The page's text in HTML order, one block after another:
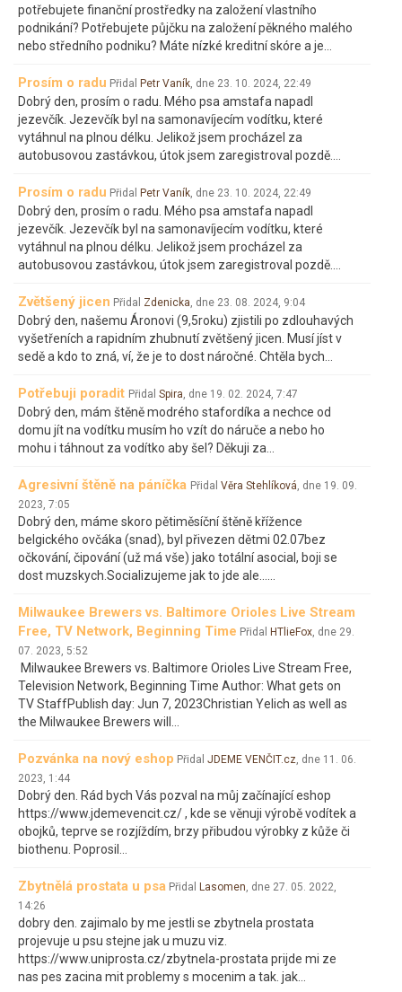
potřebujete finanční prostředky na založení vlastního
podnikání? Potřebujete půjčku na založení pěkného malého
nebo středního podniku? Máte nízké kreditní skóre a je…
Prosím o radu Přidal Petr Vaník, dne 23. 10. 2024, 22:49
Dobrý den, prosím o radu. Mého psa amstafa napadl
jezevčík. Jezevčík byl na samonavíjecím vodítku, které
vytáhnul na plnou délku. Jelikož jsem procházel za
autobusovou zastávkou, útok jsem zaregistroval pozdě.…
Prosím o radu Přidal Petr Vaník, dne 23. 10. 2024, 22:49
Dobrý den, prosím o radu. Mého psa amstafa napadl
jezevčík. Jezevčík byl na samonavíjecím vodítku, které
vytáhnul na plnou délku. Jelikož jsem procházel za
autobusovou zastávkou, útok jsem zaregistroval pozdě.…
Zvětšený jicen Přidal Zdenicka, dne 23. 08. 2024, 9:04
Dobrý den, našemu Áronovi (9,5roku) zjistili po zdlouhavých
vyšetřeních a rapidním zhubnutí zvětšený jicen. Musí jíst v
sedě a kdo to zná, ví, že je to dost náročné. Chtěla bych…
Potřebuji poradit Přidal Spira, dne 19. 02. 2024, 7:47
Dobrý den, mám štěně modrého stafordíka a nechce od
domu jít na vodítku musím ho vzít do náruče a nebo ho
mohu i táhnout za vodítko aby šel? Děkuji za…
Agresivní štěně na páníčka Přidal Věra Stehlíková, dne 19. 09.
2023, 7:05
Dobrý den, máme skoro pětiměsíční štěně křížence
belgického ovčáka (snad), byl přivezen dětmi 02.07bez
očkování, čipování (už má vše) jako totální asocial, boji se
dost muzskych.Socializujeme jak to jde ale...…
Milwaukee Brewers vs. Baltimore Orioles Live Stream
Free, TV Network, Beginning Time Přidal HTlieFox, dne 29.
07. 2023, 5:52
Milwaukee Brewers vs. Baltimore Orioles Live Stream Free,
Television Network, Beginning Time Author: What gets on
TV StaffPublish day: Jun 7, 2023Christian Yelich as well as
the Milwaukee Brewers will…
Pozvánka na nový eshop Přidal JDEME VENČIT.cz, dne 11. 06.
2023, 1:44
Dobrý den. Rád bych Vás pozval na můj začínající eshop
https://www.jdemevencit.cz/ , kde se věnuji výrobě vodítek a
obojků, teprve se rozjíždím, brzy přibudou výrobky z kůže či
biothenu. Poprosil…
Zbytnělá prostata u psa Přidal Lasomen, dne 27. 05. 2022,
14:26
dobry den. zajimalo by me jestli se zbytnela prostata
projevuje u psu stejne jak u muzu viz.
https://www.uniprosta.cz/zbytnela-prostata prijde mi ze
nas pes zacina mit problemy s mocenim a tak. jak…